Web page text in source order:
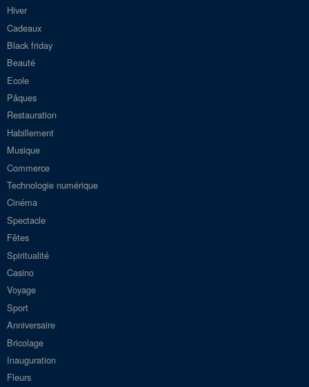
Hiver
Cadeaux
Black friday
Beauté
Ecole
Pâques
Restauration
Habillement
Musique
Commerce
Technologie numérique
Cinéma
Spectacle
Fêtes
Spiritualité
Casino
Voyage
Sport
Anniversaire
Bricolage
Inauguration
Fleurs